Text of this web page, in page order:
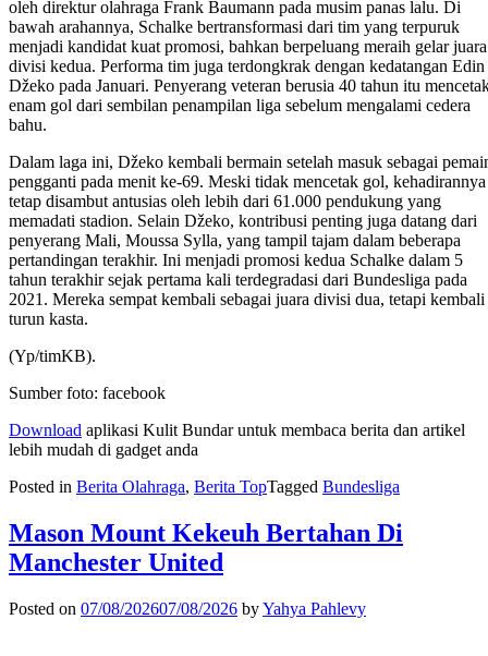
oleh direktur olahraga Frank Baumann pada musim panas lalu. Di
bawah arahannya, Schalke bertransformasi dari tim yang terpuruk
menjadi kandidat kuat promosi, bahkan berpeluang meraih gelar juara
divisi kedua. Performa tim juga terdongkrak dengan kedatangan Edin
Džeko pada Januari. Penyerang veteran berusia 40 tahun itu
enam gol dari sembilan penampilan liga sebelum mengalami cedera
bahu.
Dalam laga ini, Džeko kembali bermain setelah masuk sebagai
pengganti pada menit ke-69. Meski tidak mencetak gol, kehadirannya
tetap disambut antusias oleh lebih dari 61.000 pendukung yang
memadati stadion. Selain Džeko, kontribusi penting juga datang dari
penyerang Mali, Moussa Sylla, yang tampil tajam dalam beberapa
pertandingan terakhir. Ini menjadi promosi kedua Schalke dalam 5
tahun terakhir sejak pertama kali terdegradasi dari Bundesliga pada
2021. Mereka sempat kembali sebagai juara divisi dua, tetapi kembali
turun kasta.
(Yp/timKB).
Sumber foto: facebook
Download aplikasi Kulit Bundar untuk membaca berita dan artikel
lebih mudah di gadget anda
Posted in Berita Olahraga, Berita TopTagged Bundesliga
Mason Mount Kekeuh Bertahan Di
Manchester United
Posted on 07/08/202607/08/2026 byYahya Pahlevy